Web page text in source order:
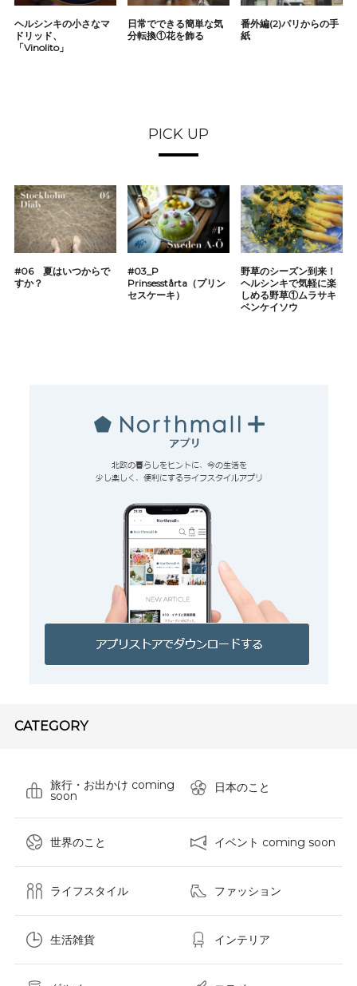
ヘルシンキの小さなマ
ドリッド、
「Vinolito」
日常でできる簡単な気
分転換①花を飾る
番外編(2)パリからの手
紙
PICK UP
#06 夏はいつからで
すか？
#03_P
Prinsesstårta（プリン
セスケーキ）
野草のシーズン到来！
ヘルシンキで気軽に楽
しめる野草①ムラサキ
ベンケイソウ
CATEGORY
旅行・お出かけ coming
soon
日本のこと
世界のこと イベント coming soon
ライフスタイル ファッション
生活雑貨 インテリア